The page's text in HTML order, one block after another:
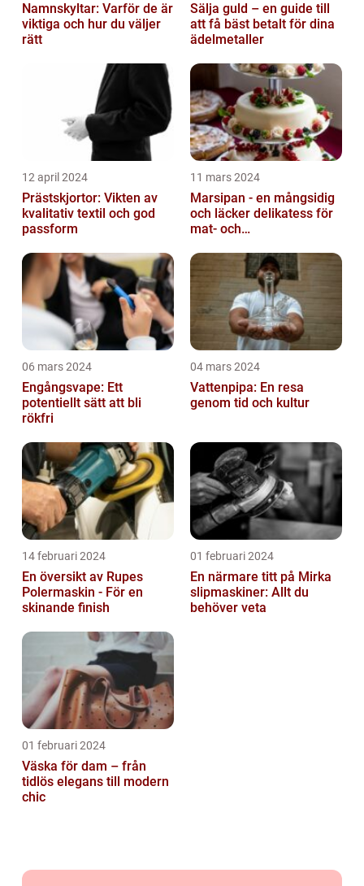
Namnskyltar: Varför de är
viktiga och hur du väljer
rätt
Sälja guld – en guide till
att få bäst betalt för dina
ädelmetaller
12 april 2024
Prästskjortor: Vikten av
kvalitativ textil och god
passform
11 mars 2024
Marsipan - en mångsidig
och läcker delikatess för
mat- och
06 mars 2024
Engångsvape: Ett
potentiellt sätt att bli
rökfri
04 mars 2024
Vattenpipa: En resa
genom tid och kultur
14 februari 2024
En översikt av Rupes
Polermaskin - För en
skinande finish
01 februari 2024
En närmare titt på Mirka
slipmaskiner: Allt du
behöver veta
01 februari 2024
Väska för dam – från
tidlös elegans till modern
chic